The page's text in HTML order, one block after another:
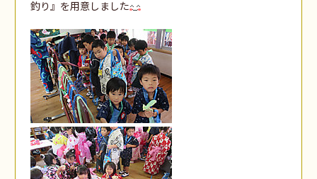
釣り』を用意しました